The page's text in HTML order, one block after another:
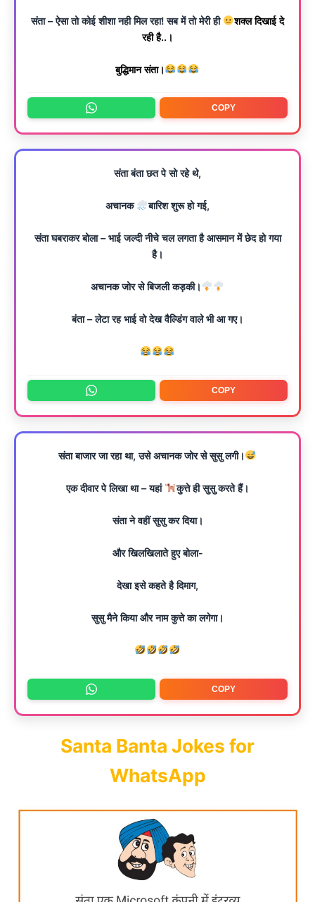
संता – ऐसा तो कोई शीशा नही मिल रहा! सब में तो मेरी ही
शक्ल दिखाई दे
रही है..।
बुद्धिमान संता।
COPY
संता बंता छत पे सो रहे थे,
अचानक बारिश शुरू हो गई,
संता घबराकर बोला – भाई जल्दी नीचे चल लगता है आसमान में छेद हो गया
है।
अचानक जोर से बिजली कड़की।
बंता – लेटा रह भाई वो देख वैल्डिंग वाले भी आ गए।
COPY
संता बाजार जा रहा था, उसे अचानक जोर से सुसु लगी।
एक दीवार पे लिखा था – यहां कुत्ते ही सुसु करते हैं।
संता ने वहीं सुसु कर दिया।
और खिलखिलाते हुए बोला-
देखा इसे कहते है दिमाग,
सुसु मैने किया और नाम कुत्ते का लगेगा।
COPY
Santa Banta Jokes for
WhatsApp